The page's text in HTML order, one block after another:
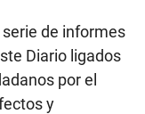
de informes
Diario ligados
por el
y